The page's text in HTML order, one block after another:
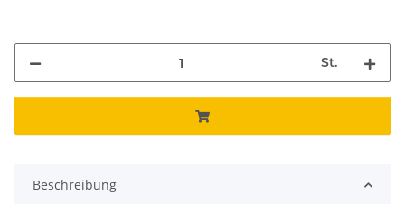
St.
Beschreibung